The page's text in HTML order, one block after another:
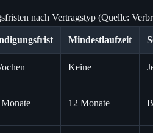
nach Vertragstyp (Quelle:
Mindestlaufzeit
Keine
12 Monate